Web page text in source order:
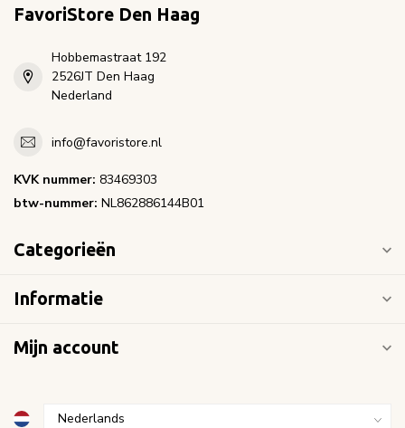
FavoriStore Den Haag
Hobbemastraat 192
2526JT Den Haag
Nederland
info@favoristore.nl
KVK nummer: 83469303
btw-nummer: NL862886144B01
Categorieën
Informatie
Mijn account